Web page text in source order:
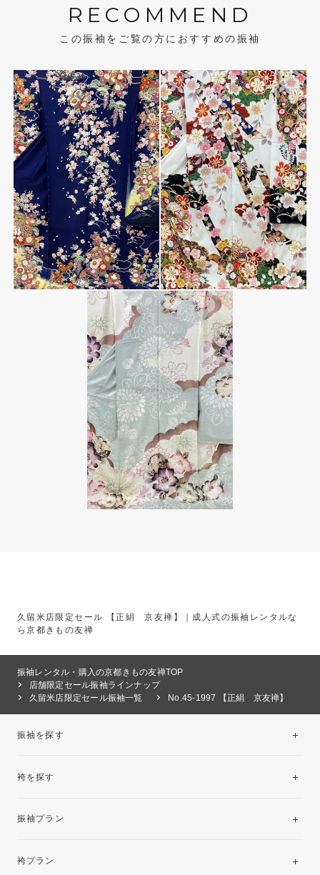
RECOMMEND
この振袖をご覧の方におすすめの振袖
久留米店限定セール 【正絹 京友禅】｜成人式の振袖レンタルな
ら京都きもの友禅
振袖レンタル・購入の京都きもの友禅TOP
店舗限定セール振袖ラインナップ
久留米店限定セール振袖一覧
No.45-1997 【正絹 京友禅】
振袖を探す
袴を探す
振袖プラン
レンタルプラン
袴プラン